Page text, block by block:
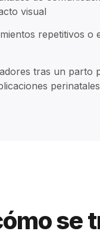
visual
repetitivos o
tras un parto
perinatales
se